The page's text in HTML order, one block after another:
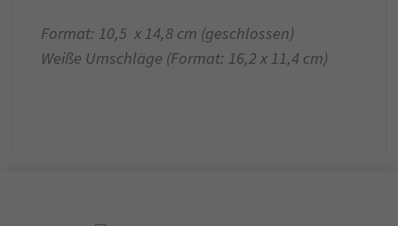
Format: 10,5 x 14,8 cm (geschlossen)
Weiße Umschläge (Format: 16,2 x 11,4 cm)